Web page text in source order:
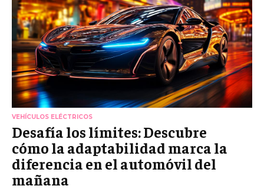
VEHÍCULOS ELÉCTRICOS
Desafía los límites: Descubre
cómo la adaptabilidad marca la
diferencia en el automóvil del
mañana